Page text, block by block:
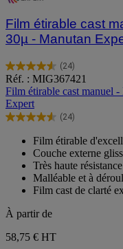
Film étirable cast
30µ - Manutan
(24)
4.5
sur
5
étoiles.
24
Réf. : MIG367421
Film étirable cast manuel
Expert
(24)
4.5
étoiles.
Film étirable
Couche externe
Très haute
Malléable et à
Film cast de clarté
À partir de
58,75 € HT